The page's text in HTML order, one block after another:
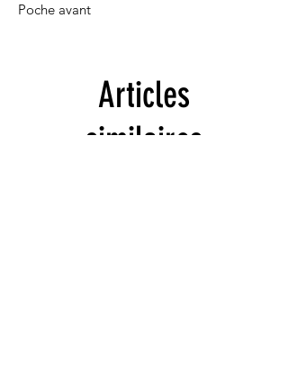
Poche avant
Articles
similaires